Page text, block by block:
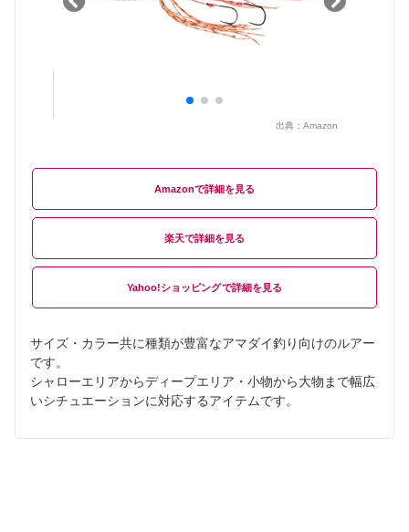
出典： Amazon
Amazon
楽天
Yahoo!ショッピング
サイズ・カラー共に種類が豊富なアマダイ釣り向けのルアー
です。
シャローエリアからディープエリア・小物から大物まで幅広
いシチュエーションに対応するアイテムです。